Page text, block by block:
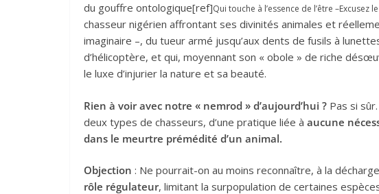
du gouffre ontologique[ref]Qui touche à l’essence de l’être –Excusez
chasseur nigérien affrontant ses divinités animales et
imaginaire –, du tueur armé jusqu’aux dents de fusils à
d’hélicoptère, et qui, moyennant son « obole » de riche
le luxe d’injurier la nature et sa beauté.
Rien à voir avec notre « nemrod » d’aujourd’hui ? Pas si
deux types de chasseurs, d’une pratique liée à aucune
dans le meurtre prémédité d’un animal.
Objection : Ne pourrait-on au moins reconnaître, à la
rôle régulateur, limitant la surpopulation de certaines